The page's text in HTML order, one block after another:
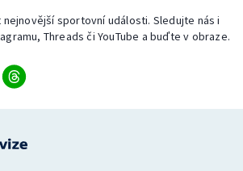
sportovní události. Sledujte nás i
Threads či YouTube a buďte v obraze.